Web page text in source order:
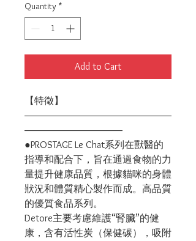
Quantity *
Add to Cart
【特徵】
―――――――――――――――
――――――――――
●PROSTAGE Le Chat系列在獸醫的
指導和配合下，旨在通過食物的力
量提升健康品質，根據貓咪的身體
狀況和體質精心製作而成。高品質
的優質食品系列。
Detore主要考慮維護“腎臟”的健
康，含有活性炭（保健碳），吸附